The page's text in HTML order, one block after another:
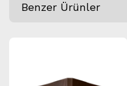
Benzer Ürünler